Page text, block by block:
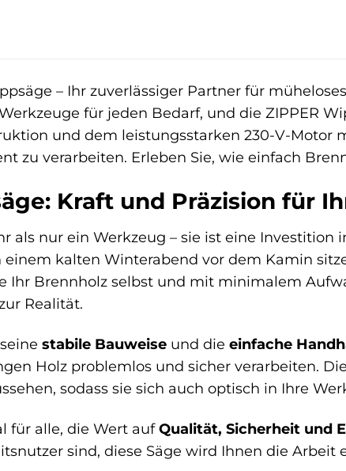
– Ihr zuverlässiger Partner für
für jeden Bedarf, und die ZIPPER
und dem leistungsstarken 230-V-Motor
zu verarbeiten. Erleben Sie, wie einfach
Kraft und Präzision für
als nur ein Werkzeug – sie ist eine
einem kalten Winterabend vor dem Kamin
Ihr Brennholz selbst und mit minimalem
Realität.
stabile Bauweise und die einfache
Holz problemlos und sicher verarbeiten.
sodass sie sich auch optisch in Ihre
für alle, die Wert aufQualität, Sicherheit und
sind, diese Säge wird Ihnen die